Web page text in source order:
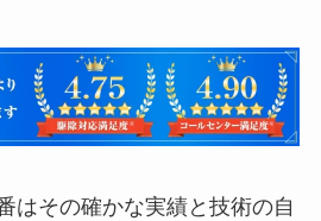
はその確かな実績と技術の自